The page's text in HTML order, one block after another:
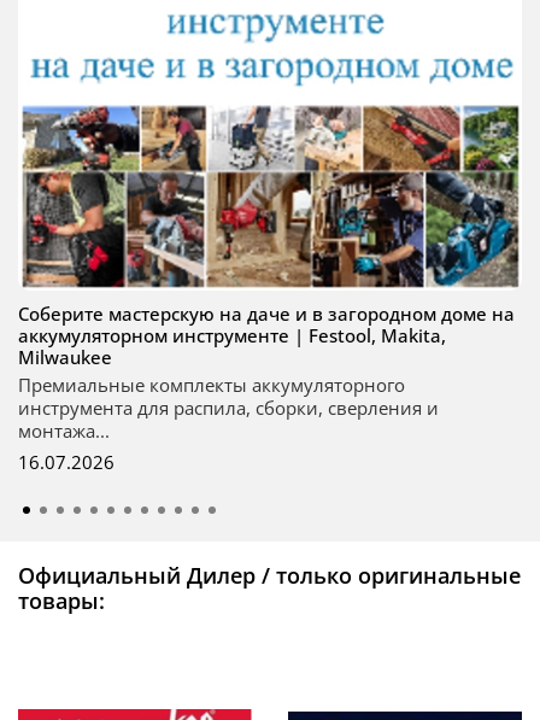
Соберите мастерскую на даче и в загородном доме на
аккумуляторном инструменте | Festool, Makita,
Milwaukee
Премиальные комплекты аккумуляторного
инструмента для распила, сборки, сверления и
монтажа...
16.07.2026
Официальный Дилер / только оригинальные
товары: